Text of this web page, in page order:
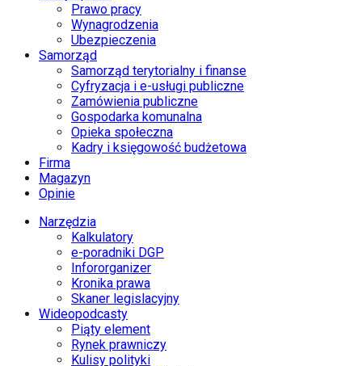
Prawo pracy
Wynagrodzenia
Ubezpieczenia
Samorząd
Samorząd terytorialny i finanse
Cyfryzacja i e-usługi publiczne
Zamówienia publiczne
Gospodarka komunalna
Opieka społeczna
Kadry i księgowość budżetowa
Firma
Magazyn
Opinie
Narzędzia
Kalkulatory
e-poradniki DGP
Infororganizer
Kronika prawa
Skaner legislacyjny
Wideopodcasty
Piąty element
Rynek prawniczy
Kulisy polityki